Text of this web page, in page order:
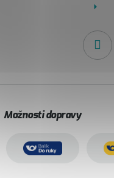
Možnosti dopravy